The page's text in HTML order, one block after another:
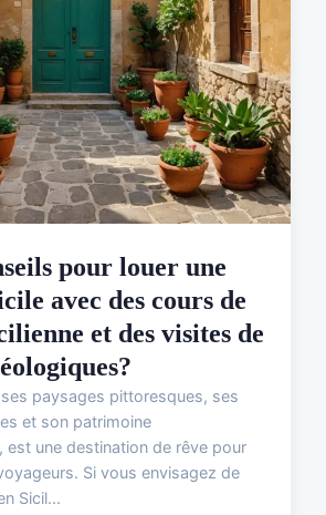
pour louer une
avec des cours de
et des visites de
ses paysages pittoresques, ses
et son patrimoine
est une destination de rêve pour
Si vous envisagez de
Sicil...